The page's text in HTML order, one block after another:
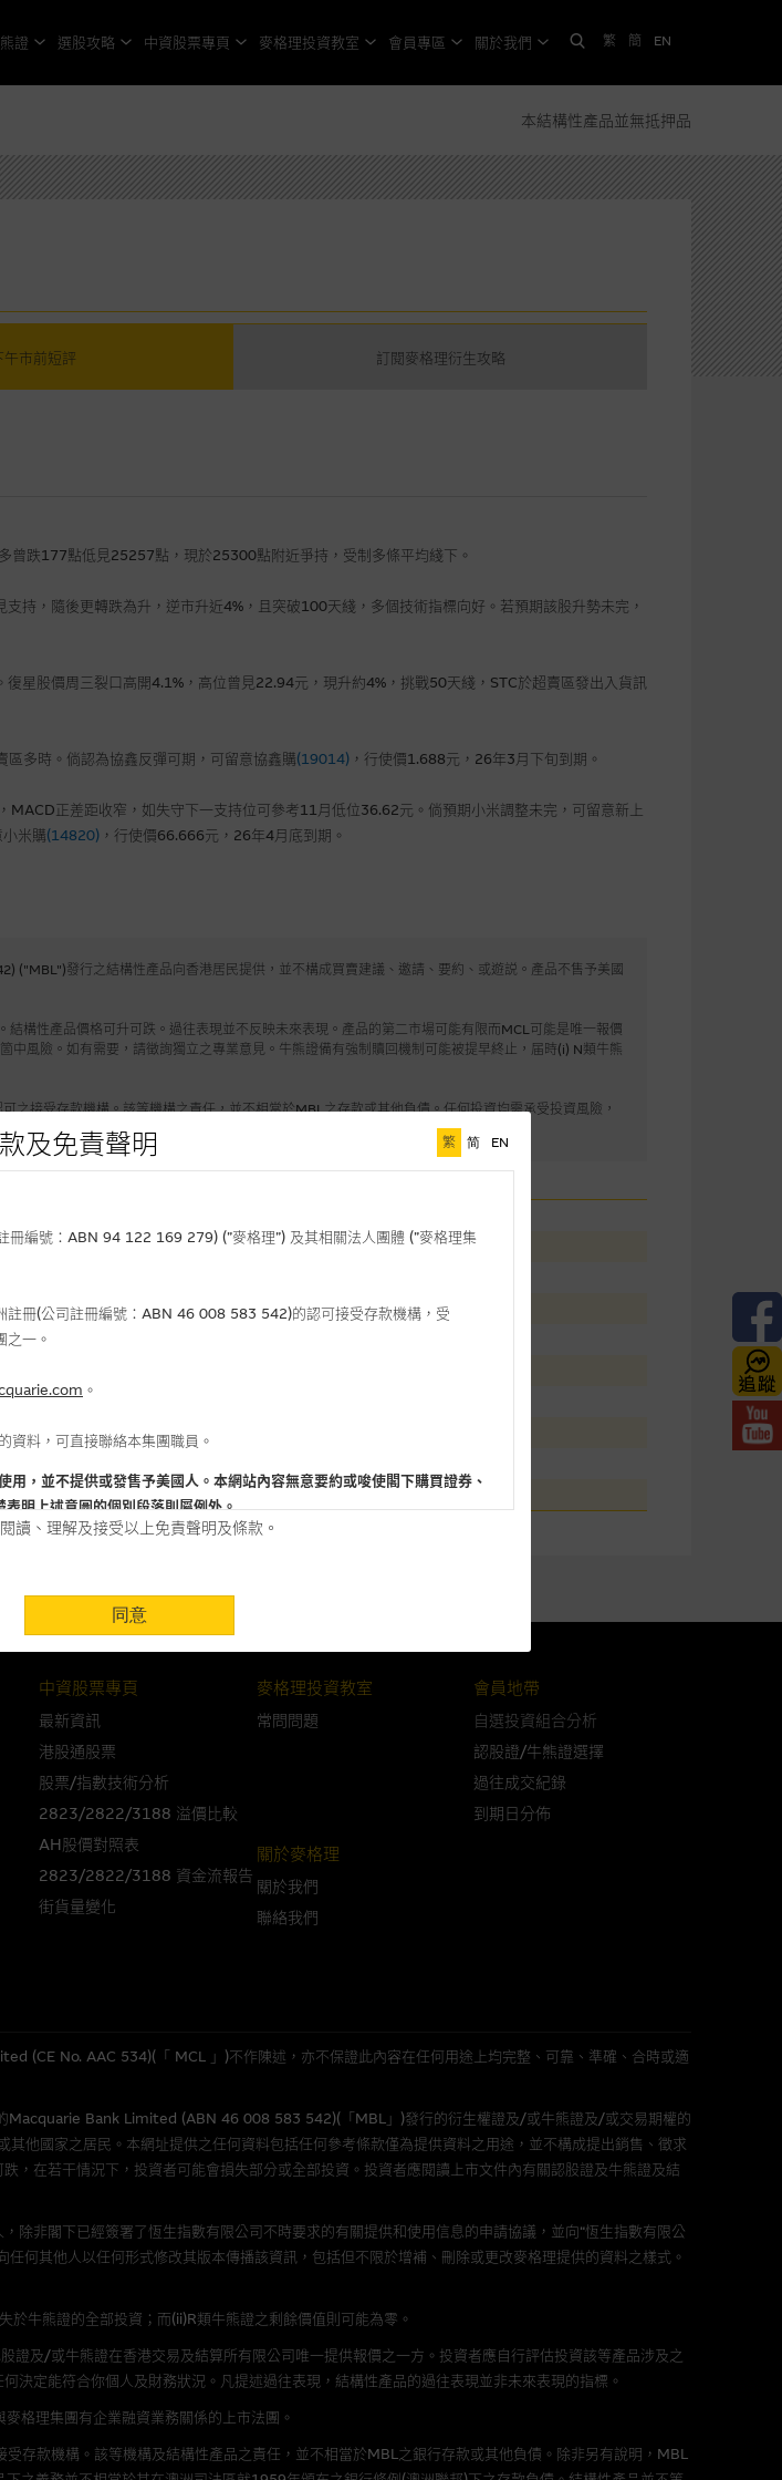
證 選股攻略 中資股票專頁 麥格理投資教室 會員專區 關於我們 繁 簡 EN
本結構性產品並無抵押品
午市前短評 訂閱麥格理衍生攻略
曾跌177點低見25257點，現於25300點附近爭持，受制多條平均綫下。
持，隨後更轉跌為升，逆市升近4%，且突破100天綫，多個技術指標向好。若預期該股升勢未完，
星股價周三裂口高開4.1%，高位曾見22.94元，現升約4%，挑戰50天綫，STC於超賣區發出入貨訊
多時。倘認為協鑫反彈可期，可留意協鑫購(19014) ，行使價1.688元，26年3月下旬到期。
正差距收窄，如失守下一支持位可參考11月低位36.62元。倘預期小米調整未完，可留意新上
米購(14820) ，行使價66.666元，26年4月底到期。
發行之結構性產品向香港居民提供，並不構成買賣建議、邀請、要約、或遊説。產品不售予美國
構性產品價格可升可跌。過往表現並不反映未來表現。產品的第二市場可能有限而MCL可能是唯一報價
風險。如有需要，請徵詢獨立之專業意見。牛熊證備有強制贖回機制可能被提早終止，届時(i) N類牛熊
接受存款機構。該等機構之責任，並不相當於MBL之存款或其他負債。任何投資均需承受投資風險，
提供任何保障。MCL不為資料的準確度、完整度或合時性負上責任。
金價見逾1個月高位 留意S金購29061、沽23946
滔積層板見底上試10天綫 留意購15890、新上市沽16000
藥明進入整固格局 留意新上市購15971
比亞迪見2個月高位 留意購14166、沽15230
小米發佈會後受壓 留意購29740、沽15096
及免責聲明 繁 简 EN
編號：ABN 94 122 169 279) (”麥格理”) 及其相關法人團體 (”麥格理集
冊(公司註冊編號：ABN 46 008 583 542)的認可接受存款機構，受
一。
。
資料，可直接聯絡本集團職員。
，並不提供或發售予美國人。本網站內容無意要約或唆使閣下購買證券、
明上述意圖的個別段落則屬例外。
麥格理集團並無核實所有網站內容，故就閣下的目的而言，網站內容可能
任何其後變為明顯失實之地方。網站內容所載的意見、預測及其他資料可
預備的，不構成我們提出的意見。所用假設及參數並非唯一可以合理選擇到
。我們不作陳述，亦不保證任何所示的指示表現或回報將來會實現。過去業
、完整性及合時性負上責任，除非這是有關適用的的法律及/或法規所規定。
售任何證券、貸款或其他工具。網站內容由麥格理集團所準備的資料編製
證或預測將來表現。
層職員、僱員或代理人不作陳述，亦不保證網站內容，或任何與本網站相
何因任何形式(包括疏忽)由於網站內容的錯誤、失實、遺漏、或任何人士對
回部份或全部應收款項。結構性產品價格可升可跌。過往表現並不反映未
唯一報價方。閣下應閱讀載于www.warrants.com.hk
之上市文件以瞭解結構
。牛熊證備有強制贖回機制可能被提早終止，届時(i) N類牛熊證投資者會
便閣下取得更多關於市場上相關產品及機構的資訊。麥格理集團對此等網
內容及所介紹服務或產品是否準確或合適，不作任何聲明。麥格理集團建
站的連結，不應視為該第三者推介本網站。
製此等網站的任何內容，因該等內容可能屬他人的知識產權。
讀、理解及接受以上免責聲明及條款。
同意
中資股票專頁
最新資訊
港股通股票
股票/指數技術分析
2823/2822/3188 溢價比較
AH股價對照表
2823/2822/3188 資金流報告
街貨量變化
麥格理投資教室
常問問題
會員地帶
自選投資組合分析
認股證/牛熊證選擇
過往成交紀錄
到期日分佈
關於麥格理
關於我們
聯絡我們
(CE No. AAC 534)(「 MCL 」)不作陳述，亦不保證此內容在任何用途上均完整、可靠、準確、合時或適
Macquarie Bank Limited (ABN 46 008 583 542)(「MBL」)發行的衍生權證及/或牛熊證及/或交易期權的
他國家之居民。本網址提供之任何資料包括任何參考條款僅為提供資料之用途，並不構成提出銷售、徵求
，在若干情況下，投資者可能會損失部分或全部投資。投資者應閱讀上市文件內有關認股證及牛熊證及結
非閣下已經簽署了恆生指數有限公司不時要求的有關提供和使用信息的申請協議，並向“恆生指數有限公
何其他人以任何形式修改其版本傳播該資訊，包括但不限於增補、刪除或更改麥格理提供的資料之樣式。
牛熊證的全部投資；而(ii)R類牛熊證之剩餘價值則可能為零。
及/或牛熊證在香港交易及結算所有限公司唯一提供報價之一方。投資者應自行評估投資該等產品涉及之
定能符合你個人及財務狀況。凡提述過往表現，結構性產品的過往表現並非未來表現的指標。
麥格理集團有企業融資業務關係的上市法團。
存款機構。該等機構及結構性產品之責任，並不相當於MBL之銀行存款或其他負債。除非另有說明，MBL